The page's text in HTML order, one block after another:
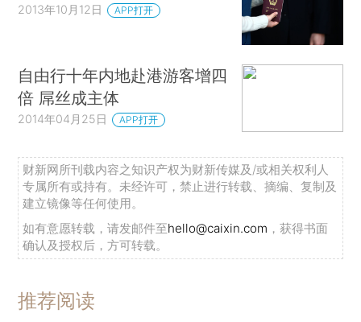
2013年10月12日 APP打开
自由行十年内地赴港游客增四
倍 屌丝成主体
2014年04月25日 APP打开
财新网所刊载内容之知识产权为财新传媒及/或相关权利人
专属所有或持有。未经许可，禁止进行转载、摘编、复制及
建立镜像等任何使用。
如有意愿转载，请发邮件至hello@caixin.com ，获得书面
确认及授权后，方可转载。
推荐阅读